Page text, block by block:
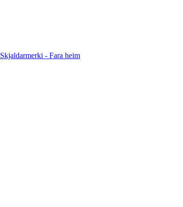
Skjaldarmerki - Fara heim